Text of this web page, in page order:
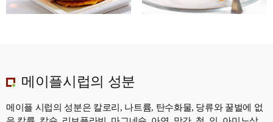
메이플시럽의 성분
메이플 시럽의 성분은 칼로리, 나트륨, 탄수화물, 당류와 꿀벌에 없